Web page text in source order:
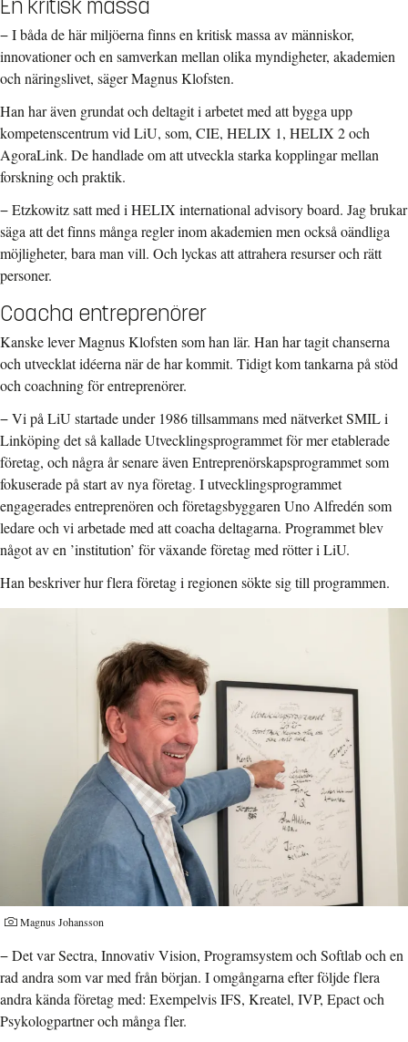
En kritisk massa
− I båda de här miljöerna finns en kritisk massa av människor,
innovationer och en samverkan mellan olika myndigheter, akademien
och näringslivet, säger Magnus Klofsten.
Han har även grundat och deltagit i arbetet med att bygga upp
kompetenscentrum vid LiU, som, CIE, HELIX 1, HELIX 2 och
AgoraLink. De handlade om att utveckla starka kopplingar mellan
forskning och praktik.
− Etzkowitz satt med i HELIX international advisory board. Jag brukar
säga att det finns många regler inom akademien men också oändliga
möjligheter, bara man vill. Och lyckas att attrahera resurser och rätt
personer.
Coacha entreprenörer
Kanske lever Magnus Klofsten som han lär. Han har tagit chanserna
och utvecklat idéerna när de har kommit. Tidigt kom tankarna på stöd
och coachning för entreprenörer.
− Vi på LiU startade under 1986 tillsammans med nätverket SMIL i
Linköping det så kallade Utvecklingsprogrammet för mer etablerade
företag, och några år senare även Entreprenörskapsprogrammet som
fokuserade på start av nya företag. I utvecklingsprogrammet
engagerades entreprenören och företagsbyggaren Uno Alfredén som
ledare och vi arbetade med att coacha deltagarna. Programmet blev
något av en ’institution’ för växande företag med rötter i LiU.
Han beskriver hur flera företag i regionen sökte sig till programmen.
Fotograf:
Magnus Johansson
− Det var Sectra, Innovativ Vision, Programsystem och Softlab och en
rad andra som var med från början. I omgångarna efter följde flera
andra kända företag med: Exempelvis IFS, Kreatel, IVP, Epact och
Psykologpartner och många fler.